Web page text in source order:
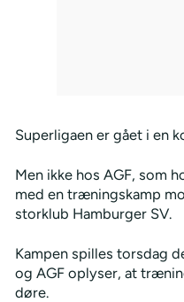
Superligaen er gået i en
Men ikke hos AGF, som
med en træningskamp
storklub Hamburger SV.
Kampen spilles torsdag
og AGF oplyser, at
døre.